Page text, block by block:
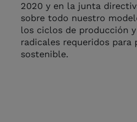
2020 y en la junta
sobre todo nuestro
los ciclos de producción
radicales requeridos
sostenible.